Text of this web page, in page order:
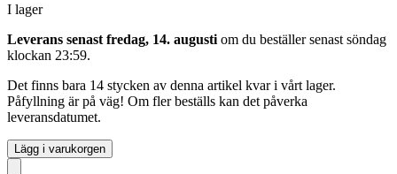
I lager
Leverans senast fredag, 14. augusti om du beställer senast söndag
klockan 23:59.
Det finns bara 14 stycken av denna artikel kvar i vårt lager.
Påfyllning är på väg! Om fler beställs kan det påverka
leveransdatumet.
Lägg i varukorgen